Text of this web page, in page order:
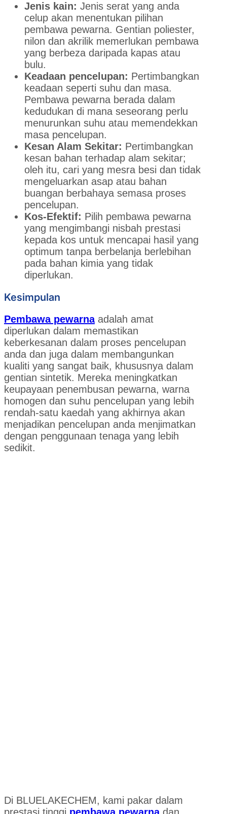
Jenis kain: Jenis serat yang anda
celup akan menentukan pilihan
pembawa pewarna. Gentian poliester,
nilon dan akrilik memerlukan pembawa
yang berbeza daripada kapas atau
bulu.
Keadaan pencelupan: Pertimbangkan
keadaan seperti suhu dan masa.
Pembawa pewarna berada dalam
kedudukan di mana seseorang perlu
menurunkan suhu atau memendekkan
masa pencelupan.
Kesan Alam Sekitar: Pertimbangkan
kesan bahan terhadap alam sekitar;
oleh itu, cari yang mesra besi dan tidak
mengeluarkan asap atau bahan
buangan berbahaya semasa proses
pencelupan.
Kos-Efektif: Pilih pembawa pewarna
yang mengimbangi nisbah prestasi
kepada kos untuk mencapai hasil yang
optimum tanpa berbelanja berlebihan
pada bahan kimia yang tidak
diperlukan.
Kesimpulan
Pembawa pewarnaadalah amat
diperlukan dalam memastikan
keberkesanan dalam proses pencelupan
anda dan juga dalam membangunkan
kualiti yang sangat baik, khususnya dalam
gentian sintetik. Mereka meningkatkan
keupayaan penembusan pewarna, warna
homogen dan suhu pencelupan yang lebih
rendah-satu kaedah yang akhirnya akan
menjadikan pencelupan anda menjimatkan
dengan penggunaan tenaga yang lebih
sedikit.
Di BLUELAKECHEM, kami pakar dalam